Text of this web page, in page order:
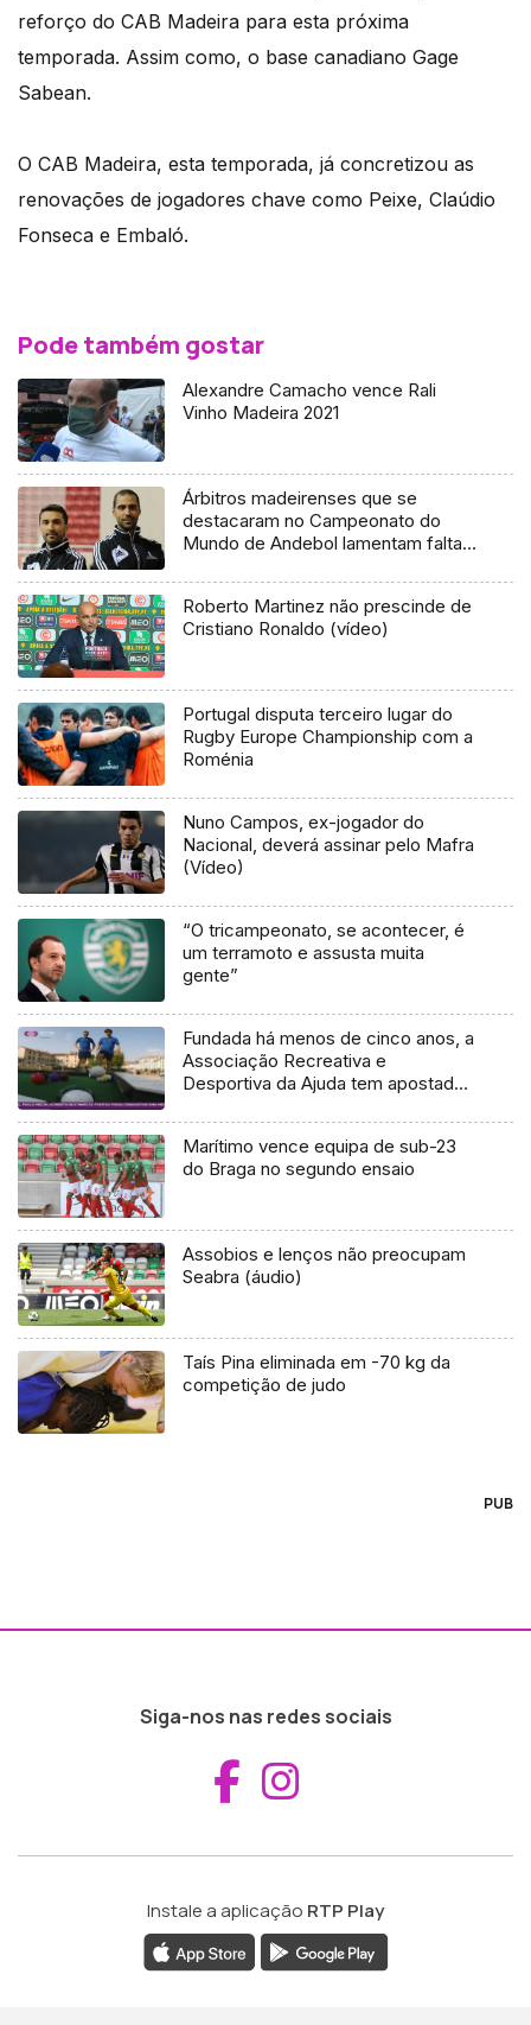
reforço do CAB Madeira para esta próxima
temporada. Assim como, o base canadiano Gage
Sabean.
O CAB Madeira, esta temporada, já concretizou as
renovações de jogadores chave como Peixe, Claúdio
Fonseca e Embaló.
Pode também gostar
Alexandre Camacho vence Rali
Vinho Madeira 2021
Árbitros madeirenses que se
destacaram no Campeonato do
Mundo de Andebol lamentam falta
Roberto Martinez não prescinde de
Cristiano Ronaldo (vídeo)
Portugal disputa terceiro lugar do
Rugby Europe Championship com a
Roménia
Nuno Campos, ex-jogador do
Nacional, deverá assinar pelo Mafra
(Vídeo)
“O tricampeonato, se acontecer, é
um terramoto e assusta muita
gente”
Fundada há menos de cinco anos, a
Associação Recreativa e
Desportiva da Ajuda tem apostado
diferentes
Marítimo vence equipa de sub-23
do Braga no segundo ensaio
Assobios e lenços não preocupam
Seabra (áudio)
Taís Pina eliminada em -70 kg da
competição de judo
PUB
Siga-nos nas redes sociais
Aceder ao
Instale a aplicação RTP Play